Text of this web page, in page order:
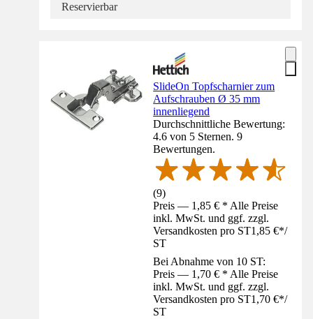
Reservierbar
SlideOn Topfscharnier zum
Aufschrauben Ø 35 mm
innenliegend
Durchschnittliche Bewertung:
4.6 von 5 Sternen. 9
Bewertungen.
(9)
Preis — 1,85 € * Alle Preise
inkl. MwSt. und ggf. zzgl.
Versandkosten pro ST1,85 €*/
ST
Bei Abnahme von 10 ST:
Preis — 1,70 € * Alle Preise
inkl. MwSt. und ggf. zzgl.
Versandkosten pro ST1,70 €*/
ST